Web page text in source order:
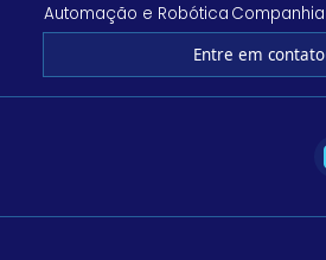
Automação e Robótica Companhia
Entre em contato